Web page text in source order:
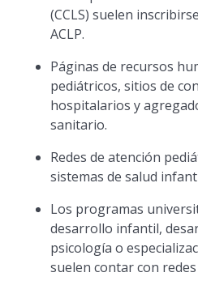
(CCLS) suelen
ACLP.
Páginas de recursos
pediátricos, sitios de
hospitalarios y
sanitario.
Redes de atención
sistemas de salud
Los programas
desarrollo infantil,
psicología o
suelen contar con